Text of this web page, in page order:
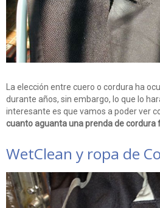
La elección entre cuero o cordura ha
durante años, sin embargo, lo que lo
interesante es que vamos a poder ver
cuanto aguanta una prenda de cordura
WetClean y ropa de